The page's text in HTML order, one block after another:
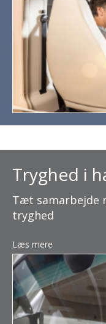
Tryghed i
Tæt samarbejde
tryghed
Læs mere